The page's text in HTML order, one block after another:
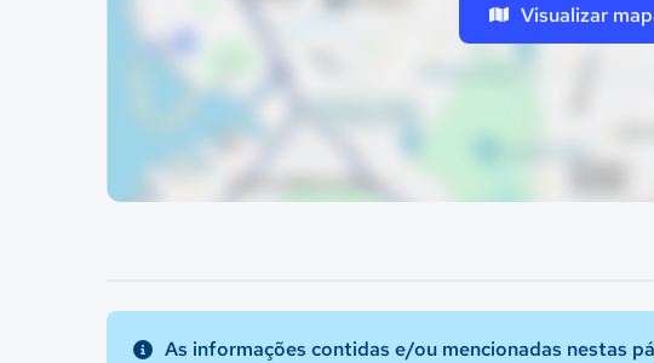
Visualizar
As informações contidas e/ou mencionadas nestas